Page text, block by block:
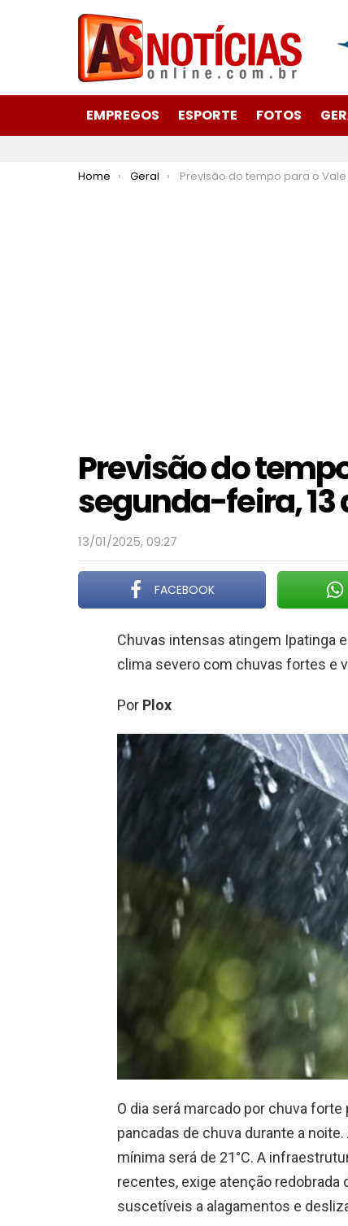
EMPREGOS ESPORTE FOTOS
You are here:
Home Geral Previsão do tempo para o Vale do Aço: segunda-feira, 13 de
Previsão do
segunda-feira, 13
13/01/2025, 09:27
FACEBOOK
Chuvas intensas atingem Ipatinga
clima severo com chuvas fortes e
Por Plox
O dia será marcado por chuva
pancadas de chuva durante a
mínima será de 21°C. A
recentes, exige atenção
suscetíveis a alagamentos e